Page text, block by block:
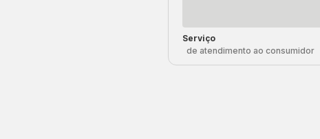
Serviço
de atendimento ao consumidor